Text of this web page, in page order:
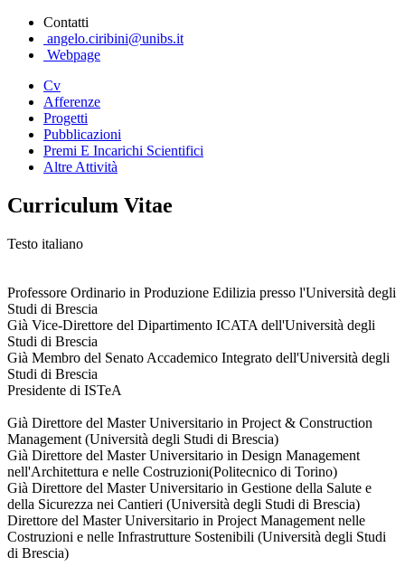
Contatti
angelo.ciribini@unibs.it
Webpage
Cv
Afferenze
Progetti
Pubblicazioni
Premi E Incarichi Scientifici
Altre Attività
Curriculum Vitae
Testo italiano
Professore Ordinario in Produzione Edilizia presso l'Università degli
Studi di Brescia
Già Vice-Direttore del Dipartimento ICATA dell'Università degli
Studi di Brescia
Già Membro del Senato Accademico Integrato dell'Università degli
Studi di Brescia
Presidente di ISTeA
Già Direttore del Master Universitario in Project & Construction
Management (Università degli Studi di Brescia)
Già Direttore del Master Universitario in Design Management
nell'Architettura e nelle Costruzioni(Politecnico di Torino)
Già Direttore del Master Universitario in Gestione della Salute e
della Sicurezza nei Cantieri (Università degli Studi di Brescia)
Direttore del Master Universitario in Project Management nelle
Costruzioni e nelle Infrastrutture Sostenibili (Università degli Studi
di Brescia)